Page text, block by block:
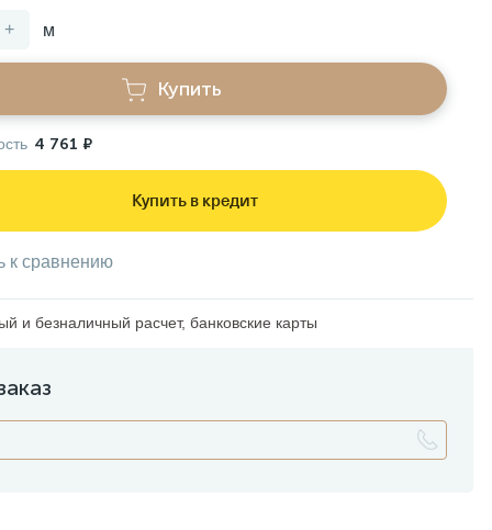
+ м
Купить
4 761 ₽
Купить в кредит
к сравнению
и безналичный расчет, банковские карты